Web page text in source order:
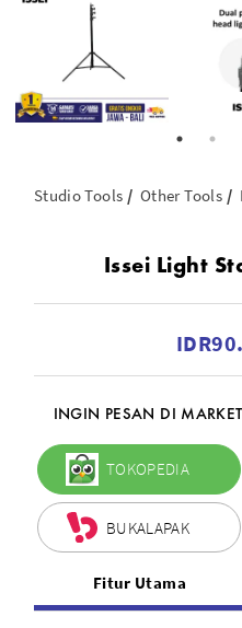
Studio Tools Other Tools
Issei Light
INGIN PESAN DI
TOKOPEDIA
BUKALAPAK
Fitur Utama